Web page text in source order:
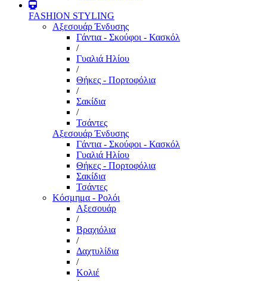
FASHION STYLING
Αξεσουάρ Ένδυσης
Γάντια - Σκούφοι - Κασκόλ
/
Γυαλιά Ηλίου
/
Θήκες - Πορτοφόλια
/
Σακίδια
/
Τσάντες
Αξεσουάρ Ένδυσης
Γάντια - Σκούφοι - Κασκόλ
Γυαλιά Ηλίου
Θήκες - Πορτοφόλια
Σακίδια
Τσάντες
Κόσμημα - Ρολόι
Αξεσουάρ
/
Βραχιόλια
/
Δαχτυλίδια
/
Κολιέ